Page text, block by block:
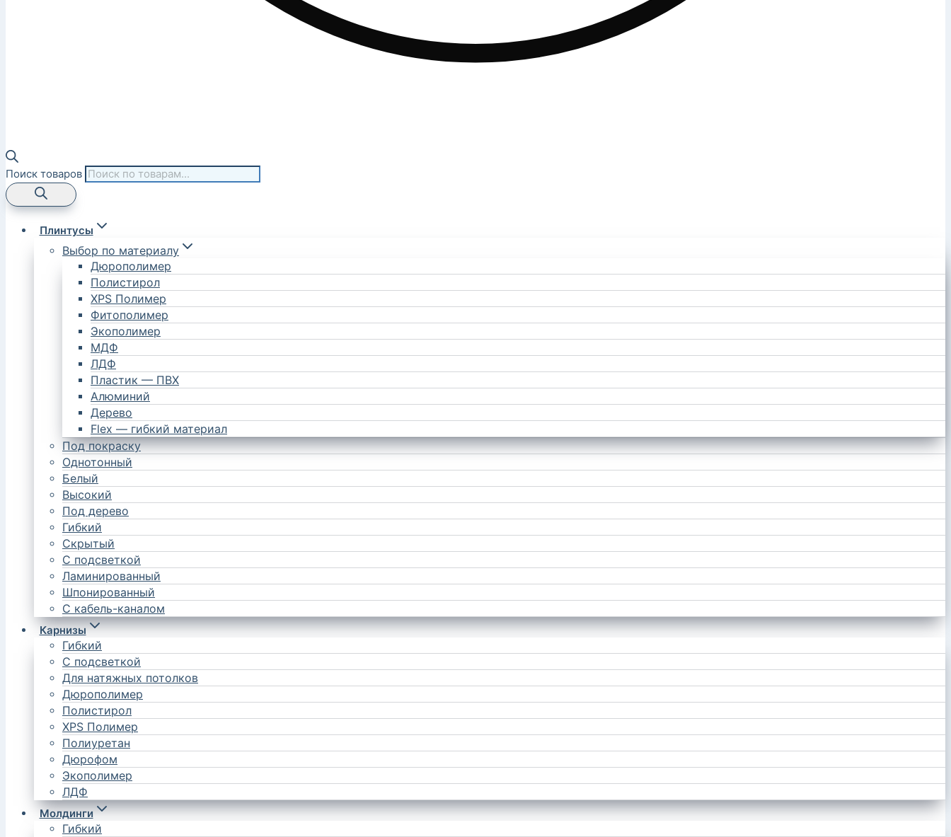
Поиск товаров
Плинтусы
Выбор по материалу
Дюрополимер
Полистирол
XPS Полимер
Фитополимер
Экополимер
МДФ
ЛДФ
Пластик — ПВХ
Алюминий
Дерево
Flex — гибкий материал
Под покраску
Однотонный
Белый
Высокий
Под дерево
Гибкий
Скрытый
С подсветкой
Ламинированный
Шпонированный
С кабель-каналом
Карнизы
Гибкий
С подсветкой
Для натяжных потолков
Дюрополимер
Полистирол
XPS Полимер
Полиуретан
Дюрофом
Экополимер
ЛДФ
Молдинги
Гибкий